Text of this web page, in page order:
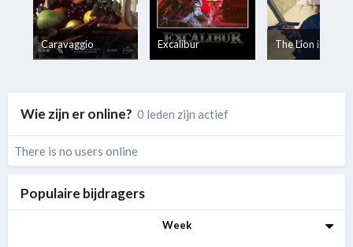
Caravaggio Excalibur The Lion in
Wie zijn er online? 0 leden zijn actief
There is no users online
Populaire bijdragers
Week